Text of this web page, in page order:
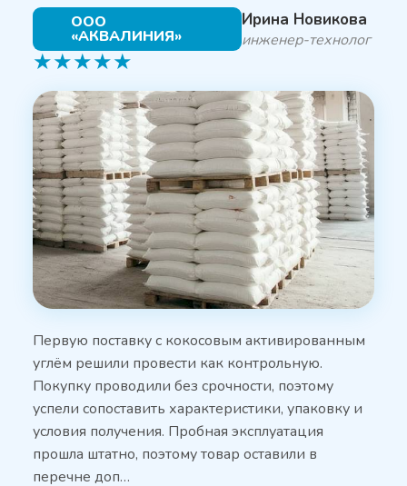
ООО
«АКВАЛИНИЯ»
Ирина Новикова
инженер-технолог
★★★★★
Первую поставку с кокосовым активированным
углём решили провести как контрольную.
Покупку проводили без срочности, поэтому
успели сопоставить характеристики, упаковку и
условия получения. Пробная эксплуатация
прошла штатно, поэтому товар оставили в
перечне доп…